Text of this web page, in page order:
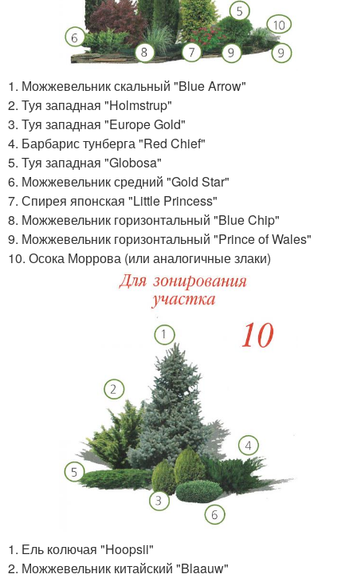
1. Можжевельник скальный "Blue Arrow"
2. Туя западная "Holmstrup"
3. Туя западная "Europe Gold"
4. Барбарис тунберга "Red Chief"
5. Туя западная "Globosa"
6. Можжевельник средний "Gold Star"
7. Спирея японская "Little Princess"
8. Можжевельник горизонтальный "Blue Chip"
9. Можжевельник горизонтальный "Prince of Wales"
10. Осока Моррова (или аналогичные злаки)
1. Ель колючая "Hoopsii"
2. Можжевельник китайский "Blaauw"